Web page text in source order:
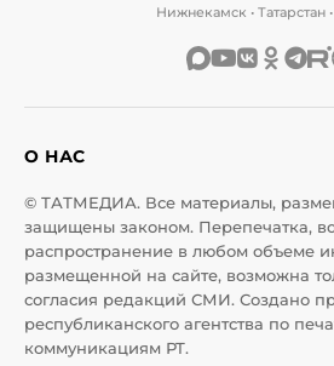
Нижнекамск • Татарстан
О НАС
© ТАТМЕДИА. Все материалы,
защищены законом. Перепечатка,
распространение в любом объеме
размещенной на сайте, возможна
согласия редакций СМИ. Создано
республиканского агентства по
коммуникациям РТ.